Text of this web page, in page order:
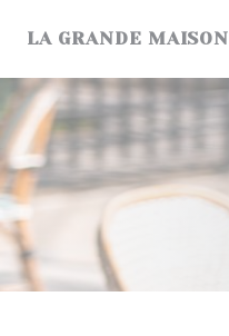
LA GRANDE MAISON